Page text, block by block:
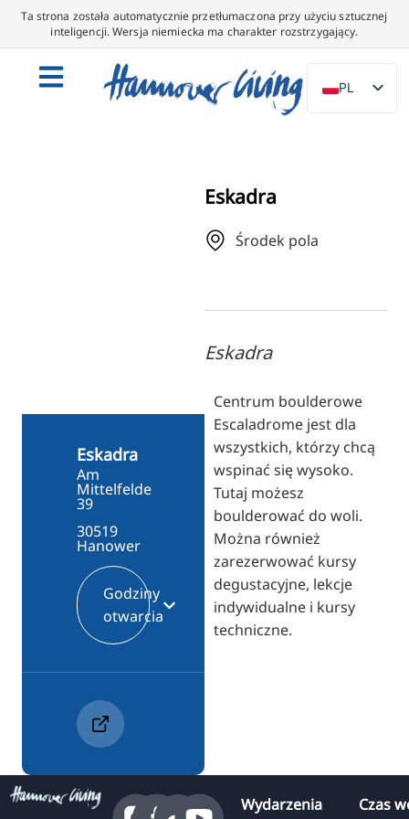
Ta strona została automatycznie przetłumaczona przy użyciu sztucznej
inteligencji. Wersja niemiecka ma charakter rozstrzygający.
PL
DE
RU
FI
ZH
KO
UK
Eskadra
Środek pola
Eskadra
Centrum boulderowe
Escaladrome jest dla
wszystkich, którzy chcą
wspinać się wysoko.
Tutaj możesz
boulderować do woli.
Można również
zarezerwować kursy
degustacyjne, lekcje
indywidualne i kursy
techniczne.
Eskadra
Am
Mittelfelde
39
30519
Hanower
Godziny
otwarcia
Wydarzenia Czas